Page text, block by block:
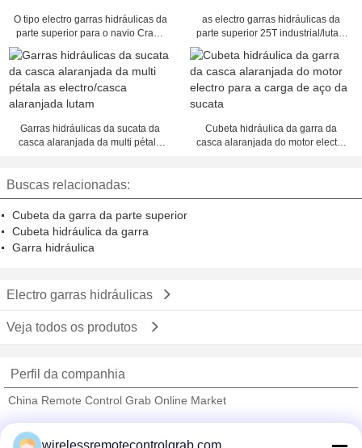
O tipo electro garras hidráulicas da
parte superior para o navio Crane
carrega 28T 6 - 15CBM
as electro garras hidráulicas da
parte superior 25T industrial/lutam
para o guindaste do navio ³ de 6 -
de 12m
Garras hidráulicas da sucata da
casca alaranjada da multi pétala
Cubeta hidráulica da garra da
casca alaranjada do motor electro
Buscas relacionadas:
Cubeta da garra da parte superior
Cubeta hidráulica da garra
Garra hidráulica
Electro garras hidráulicas
Veja todos os produtos
Perfil da companhia
China Remote Control Grab Online Market
wirelessremotecontrolgrab.com